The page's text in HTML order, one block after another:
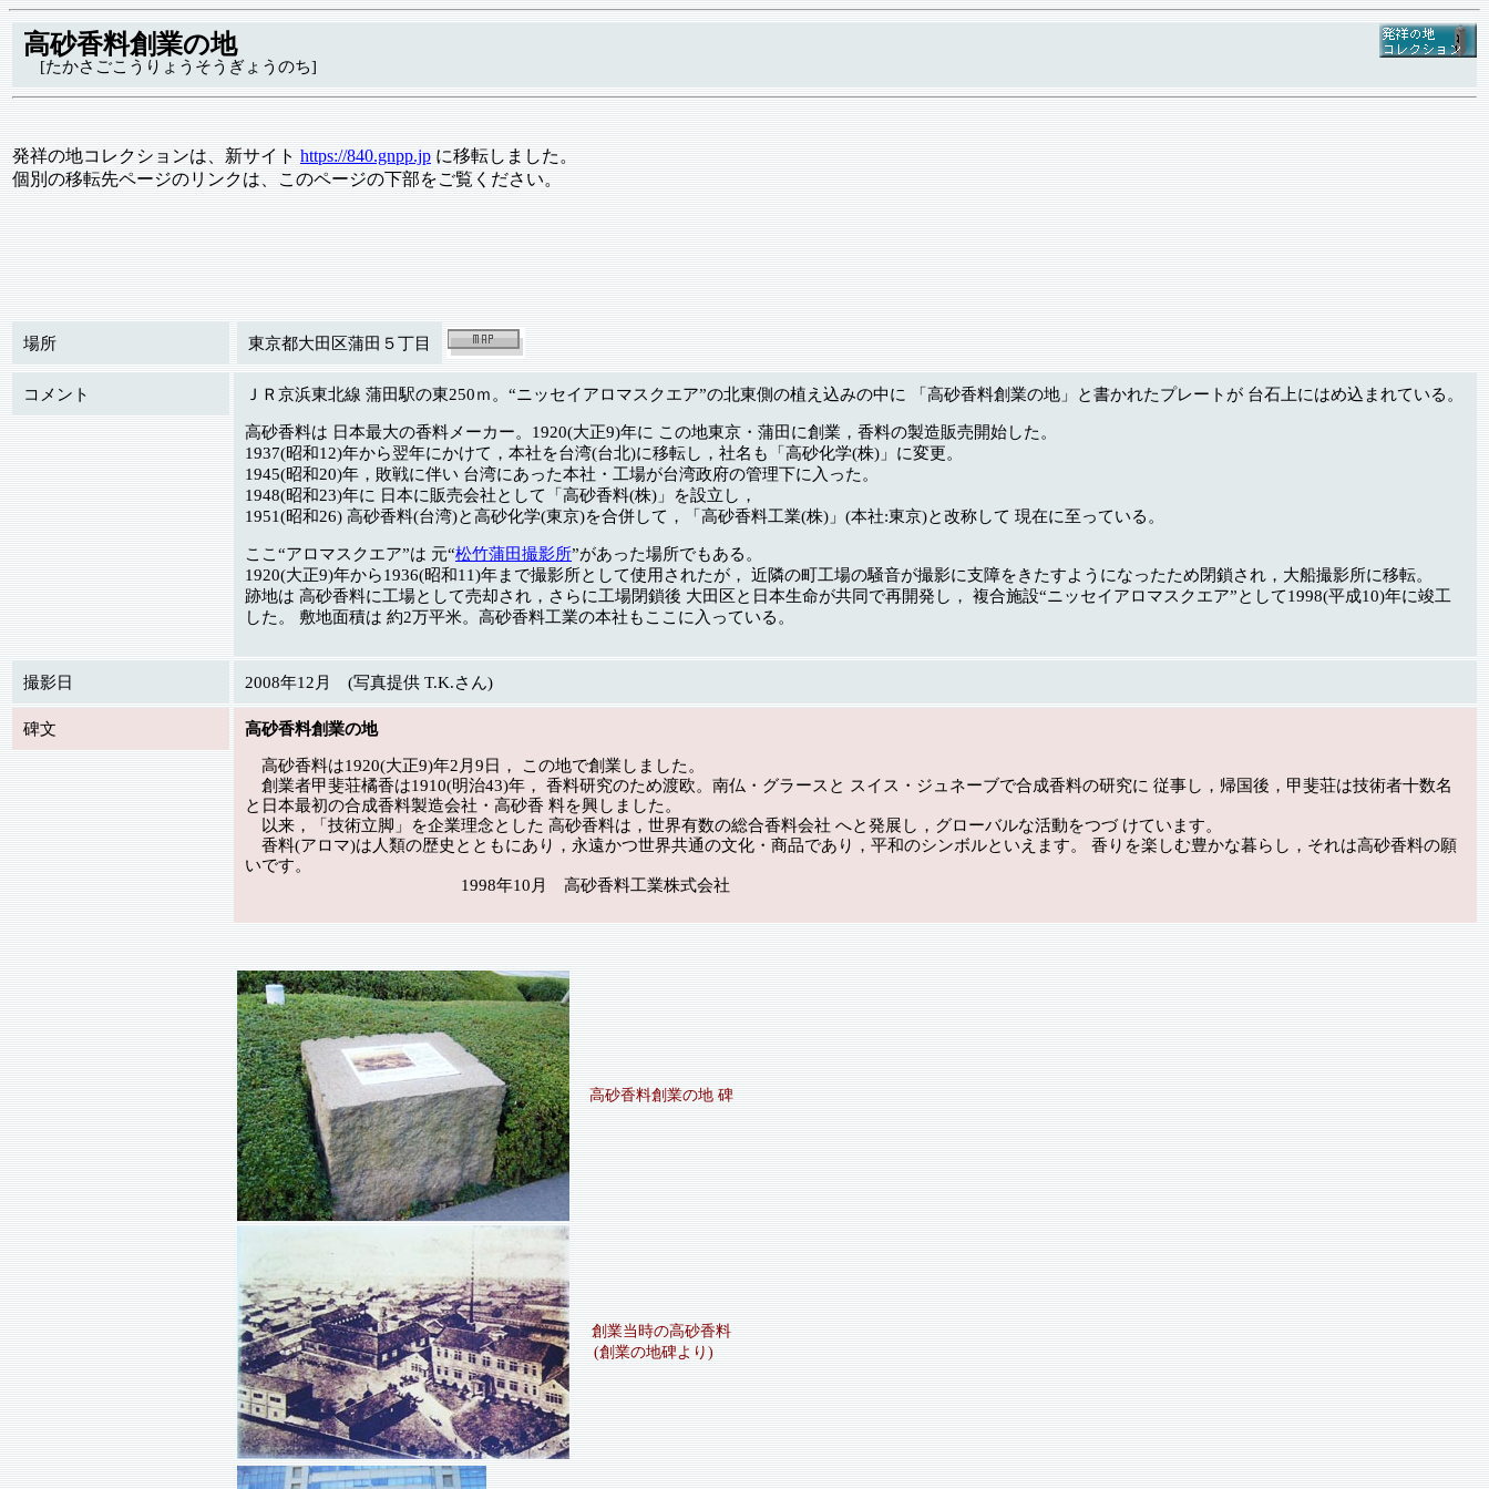
高砂香料創業の地
[たかさごこうりょうそうぎょうのち]
発祥の地コレクションは、新サイトhttps://840.gnpp.jpに移転しました。
個別の移転先ページのリンクは、このページの下部をご覧ください。
場所 東京都大田区蒲田５丁目
コメント ＪＲ京浜東北線 蒲田駅の東250ｍ。“ニッセイアロマスクエア”の北東側の植え込みの中に 「高砂香料創業の地」と書かれたプレートが 台石上にはめ込まれている。
高砂香料は 日本最大の香料メーカー。1920(大正9)年に この地東京・蒲田に創業，香料の製造販売開始した。
1937(昭和12)年から翌年にかけて，本社を台湾(台北)に移転し，社名も「高砂化学(株)」に変更。
1945(昭和20)年，敗戦に伴い 台湾にあった本社・工場が台湾政府の管理下に入った。
1948(昭和23)年に 日本に販売会社として「高砂香料(株)」を設立し，
1951(昭和26) 高砂香料(台湾)と高砂化学(東京)を合併して，「高砂香料工業(株)」(本社:東京)と改称して 現在に至っている。
ここ“アロマスクエア”は 元“松竹蒲田撮影所”があった場所でもある。
1920(大正9)年から1936(昭和11)年まで撮影所として使用されたが， 近隣の町工場の騒音が撮影に支障をきたすようになったため閉鎖され，大船撮影所に移転。
跡地は 高砂香料に工場として売却され，さらに工場閉鎖後 大田区と日本生命が共同で再開発し， 複合施設“ニッセイアロマスクエア”として1998(平成10)年に竣工
した。 敷地面積は 約2万平米。高砂香料工業の本社もここに入っている。
撮影日 2008年12月 (写真提供 T.K.さん)
碑文
高砂香料創業の地
高砂香料は1920(大正9)年2月9日， この地で創業しました。
創業者甲斐荘橘香は1910(明治43)年， 香料研究のため渡欧。南仏・グラースと スイス・ジュネーブで合成香料の研究に 従事し，帰国後，甲斐荘は技術者十数名
と日本最初の合成香料製造会社・高砂香 料を興しました。
以来，「技術立脚」を企業理念とした 高砂香料は，世界有数の総合香料会社 へと発展し，グローバルな活動をつづ けています。
香料(アロマ)は人類の歴史とともにあり，永遠かつ世界共通の文化・商品であり，平和のシンボルといえます。 香りを楽しむ豊かな暮らし，それは高砂香料の願
いです。
1998年10月 高砂香料工業株式会社
高砂香料創業の地 碑
創業当時の高砂香料
(創業の地碑より)